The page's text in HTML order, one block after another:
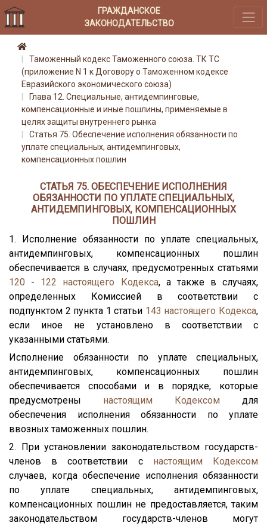
ГРАЖДАНСКОЕ
ЗАКОНОДАТЕЛЬСТВО
Таможенный кодекс Таможенного союза. ТК ТС
(приложение N 1 к Договору о Таможенном кодексе
Евразийского экономического союза)
Глава 12. Специальные, антидемпинговые,
компенсационные и иные пошлины, применяемые в
целях защиты внутреннего рынка
Статья 75. Обеспечение исполнения обязанности по
уплате специальных, антидемпинговых,
компенсационных пошлин
СТАТЬЯ 75. ОБЕСПЕЧЕНИЕ ИСПОЛНЕНИЯ
ОБЯЗАННОСТИ ПО УПЛАТЕ СПЕЦИАЛЬНЫХ,
АНТИДЕМПИНГОВЫХ, КОМПЕНСАЦИОННЫХ
ПОШЛИН
1. Исполнение обязанности по уплате специальных,
антидемпинговых, компенсационных пошлин
обеспечивается в случаях, предусмотренных статьями
120 - 122 настоящего Кодекса, а также в случаях,
определенных Комиссией в соответствии с
подпунктом 2 пункта 1 статьи 143 настоящего Кодекса,
если иное не установлено в соответствии с
указанными статьями.
Исполнение обязанности по уплате специальных,
антидемпинговых, компенсационных пошлин
обеспечивается способами и в порядке, которые
предусмотрены настоящим Кодексом для
обеспечения исполнения обязанности по уплате
ввозных таможенных пошлин.
2. При установлении законодательством государств-
членов в соответствии с настоящим Кодексом
случаев, когда обеспечение исполнения обязанности
по уплате специальных, антидемпинговых,
компенсационных пошлин не предоставляется, таким
законодательством государств-членов могут